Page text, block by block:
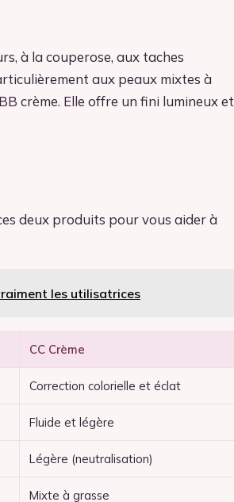
à la couperose, aux taches
aux peaux mixtes à
crème. Elle offre un fini lumineux et
deux produits pour vous aider à
les utilisatrices
CC Crème
Correction colorielle et éclat
Fluide et légère
Légère (neutralisation)
Mixte à grasse